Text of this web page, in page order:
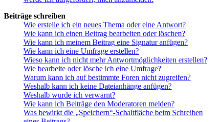
Beiträge schreiben
Wie erstelle ich ein neues Thema oder eine Antwort?
Wie kann ich einen Beitrag bearbeiten oder löschen?
Wie kann ich meinem Beitrag eine Signatur anfügen?
Wie kann ich eine Umfrage erstellen?
Wieso kann ich nicht mehr Antwortmöglichkeiten erstellen?
Wie bearbeite oder lösche ich eine Umfrage?
Warum kann ich auf bestimmte Foren nicht zugreifen?
Weshalb kann ich keine Dateianhänge anfügen?
Weshalb wurde ich verwarnt?
Wie kann ich Beiträge den Moderatoren melden?
Was bewirkt die „Speichern“-Schaltfläche beim Schreiben